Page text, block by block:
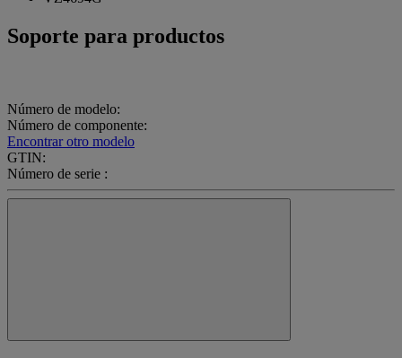
Soporte para productos
Número de modelo:
Número de componente:
Encontrar otro modelo
GTIN:
Número de serie :